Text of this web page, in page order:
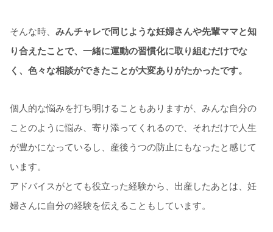
そんな時、 みんチャレで同じような妊婦さんや先輩ママと知
り合えたことで、一緒に運動の習慣化に取り組むだけでな
く、色々な相談ができたことが大変ありがたかったです。
個人的な悩みを打ち明けることもありますが、みんな自分の
ことのように悩み、寄り添ってくれるので、それだけで人生
が豊かになっているし、産後うつの防止にもなったと感じて
います。
アドバイスがとても役立った経験から、出産したあとは、妊
婦さんに自分の経験を伝えることもしています。